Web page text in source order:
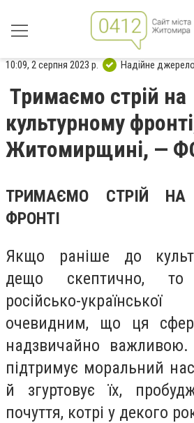
10:09, 2 серпня 2023 р. Надійне джерело
Тримаємо стрій на
культурному
Житомирщині, —
ТРИМАЄМО СТРІЙ НА
ФРОНТІ
Якщо раніше до
дещо скептично,
російсько-
очевидним, що ця
надзвичайно
підтримує моральний
й згуртовує їх,
почуття, котрі у декого